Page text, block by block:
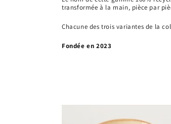
c
t
o
transformée à la main, pièce par
Chacune des trois variantes de la
Fondée en 2023